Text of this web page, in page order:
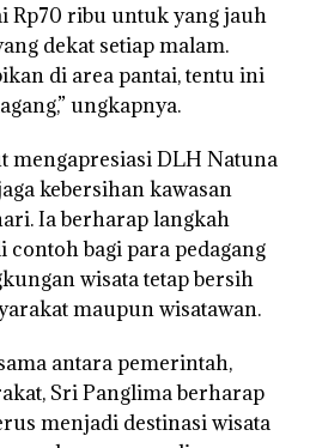
Rp70 ribu untuk yang jauh
dekat setiap malam.
di area pantai, tentu ini
ungkapnya.
mengapresiasi DLH Natuna
kebersihan kawasan
Ia berharap langkah
contoh bagi para pedagang
wisata tetap bersih
maupun wisatawan.
antara pemerintah,
Sri Panglima berharap
menjadi destinasi wisata